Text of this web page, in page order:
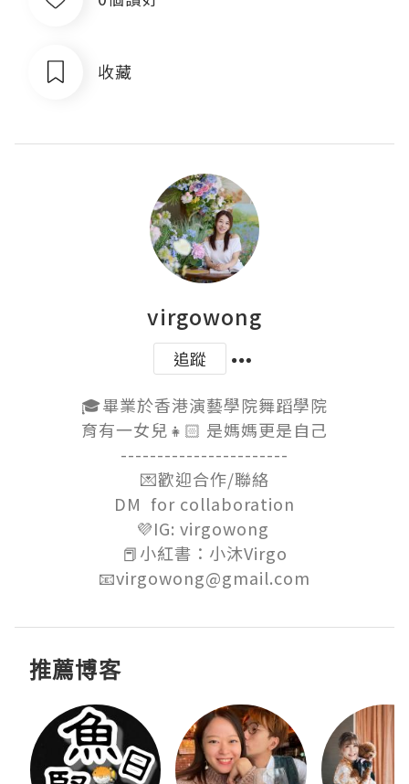
收藏
virgowong
追蹤
🎓畢業於香港演藝學院舞蹈學院
育有一女兒👧🏻 是媽媽更是自己
-----------------------
💌歡迎合作/聯絡
DM  for collaboration
💜IG: virgowong
📕小紅書：小沐Virgo
📧virgowong@gmail.com
推薦博客